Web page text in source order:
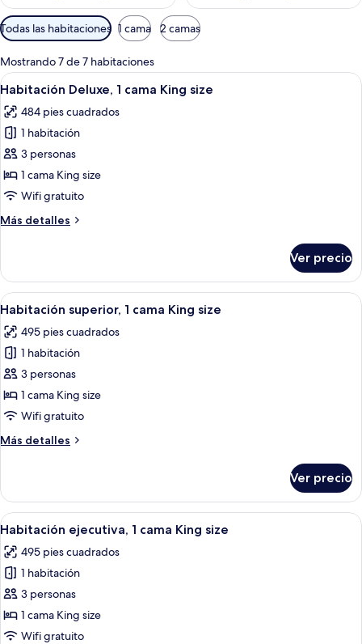
Filtros
disponibles
para
las
habitaciones
Todas las habitaciones 1 cama 2 camas
Mostrando 7 de 7 habitaciones
Abrir
todas
las
fotos
de
Habitación
Deluxe,
cama
Habitación de hotel con una cama
7
Habitación Deluxe, 1 cama King size
484 pies cuadrados
1 habitación
3 personas
1 cama King size
Wifi gratuito
Más detalles
Más
Deluxe,
cama
size
Ver precio
Abrir
todas
las
fotos
de
Habitación
superior,
cama
Habitación de hotel con una cama
6
Habitación superior, 1 cama King size
495 pies cuadrados
1 habitación
3 personas
1 cama King size
Wifi gratuito
Más detalles
Más
superior,
cama
size
Ver precio
Abrir
todas
las
fotos
de
Habitación
ejecutiva,
Una habitación de hotel con una
6
Habitación ejecutiva, 1 cama King size
495 pies cuadrados
1 habitación
3 personas
1 cama King size
Wifi gratuito